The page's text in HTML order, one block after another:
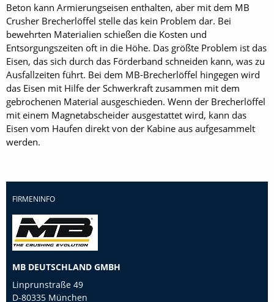
Beton kann Armierungseisen enthalten, aber mit dem MB
Crusher Brecherlöffel stelle das kein Problem dar. Bei
bewehrten Materialien schießen die Kosten und
Entsorgungszeiten oft in die Höhe. Das größte Problem ist das
Eisen, das sich durch das Förderband schneiden kann, was zu
Ausfallzeiten führt. Bei dem MB-Brecherlöffel hingegen wird
das Eisen mit Hilfe der Schwerkraft zusammen mit dem
gebrochenen Material ausgeschieden. Wenn der Brecherlöffel
mit einem Magnetabscheider ausgestattet wird, kann das
Eisen vom Haufen direkt von der Kabine aus aufgesammelt
werden.
FIRMENINFO
MB DEUTSCHLAND GMBH
Linprunstraße 49
D-80335 München